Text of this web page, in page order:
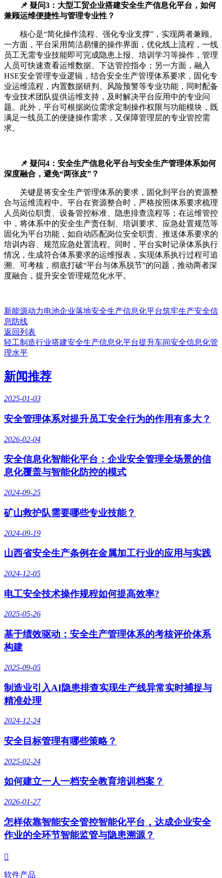
📌 疑问3：大型工贸企业搭建安全生产信息化平台，如何
兼顾运维便捷性与管理专业性？
核心是“简化操作流程、强化专业支撑”，实现两者兼顾。
一方面，平台采用简洁易懂的操作界面，优化线上流程，一线
员工无需专业技能即可完成隐患上报、培训学习等操作，管理
人员可快速查看运维数据、下达管控指令；另一方面，融入
HSE安全管理专业逻辑，结合安全生产管理体系要求，固化专
业运维流程，内置数据研判、风险预警等专业功能，同时配备
专业技术团队提供运维支持，及时解决平台应用中的专业问
题。此外，平台可根据岗位需求定制操作权限与功能模块，既
满足一线员工的便捷操作需求，又保障管理层的专业管控需
求。
📌 疑问4：安全生产信息化平台与安全生产管理体系如何
深度融合，避免“两张皮”？
关键是将安全生产管理体系的要求，固化到平台的资源整
合与运维流程中。平台在资源整合时，严格按照体系要求梳理
人员岗位职责、设备管控标准、隐患排查流程等；在运维管控
中，将体系中的安全生产责任制、培训要求、应急处置规范等
固化为平台功能，如自动匹配岗位安全职责、推送体系要求的
培训内容、规范应急处置流程。同时，平台实时记录体系执行
情况，生成符合体系要求的运维报表，实现体系执行过程可追
溯、可考核，彻底打破“平台与体系脱节”的问题，推动两者深
度融合，提升安全管理规范化水平。
新能源动力电池企业落地安全生产信息化平台筑牢生产安全信
息防线
返回列表
轻工制造行业搭建安全生产信息化平台提升车间安全信息化管
理水平
新闻推荐
2025-01-03
安全管理体系对提升员工安全行为的作用有多大？
2026-02-04
安全信息化智能化平台：企业安全管理全场景的信
息化覆盖与智能化防控的模式
2024-09-25
矿山救护队需要哪些专业技能？
2024-09-19
山西省安全生产条例在金属加工行业的应用与实践
2024-12-05
电工安全技术操作规程如何提高效率?
2025-05-26
基于绩效驱动：安全生产管理体系的考核评价体系
构建
2025-09-05
制造业引入AI隐患排查实现生产线异常实时捕捉与
精准处理
2024-12-24
安全目标管理有哪些策略？
2025-02-24
如何建立一人一档安全教育培训档案？
2026-01-27
怎样依靠智能安全管控智能化平台，达成企业安全
作业的全环节智能监管与隐患溯源？

软件产品